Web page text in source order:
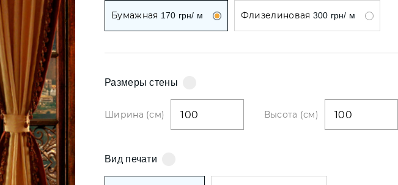
Белые фотообои
Коричневые фотообои
Черные фотообои
Красные фотообои
Оранжевые фотообои
Желтые фотообои
Бумажная 170 грн/ м Флизелиновая 300 грн/ м
Размеры стены
Ширина (см) Высота (см)
Вид печати